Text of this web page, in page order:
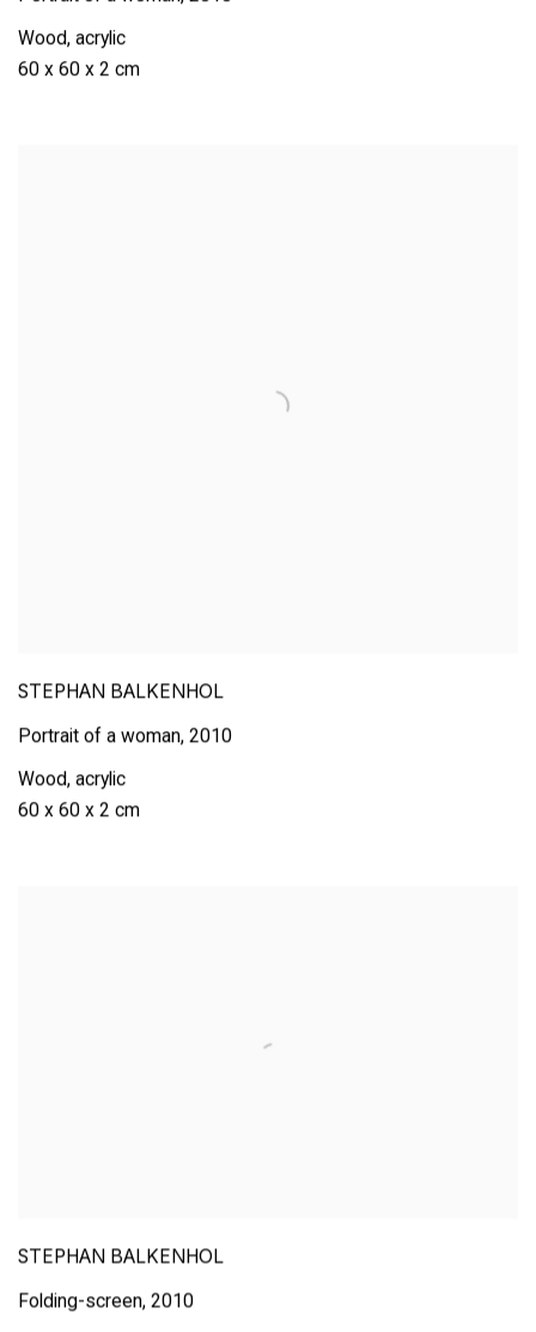
Wood, acrylic
60 x 60 x 2 cm
STEPHAN BALKENHOL
Portrait of a woman, 2010
Wood, acrylic
60 x 60 x 2 cm
STEPHAN BALKENHOL
Folding-screen, 2010